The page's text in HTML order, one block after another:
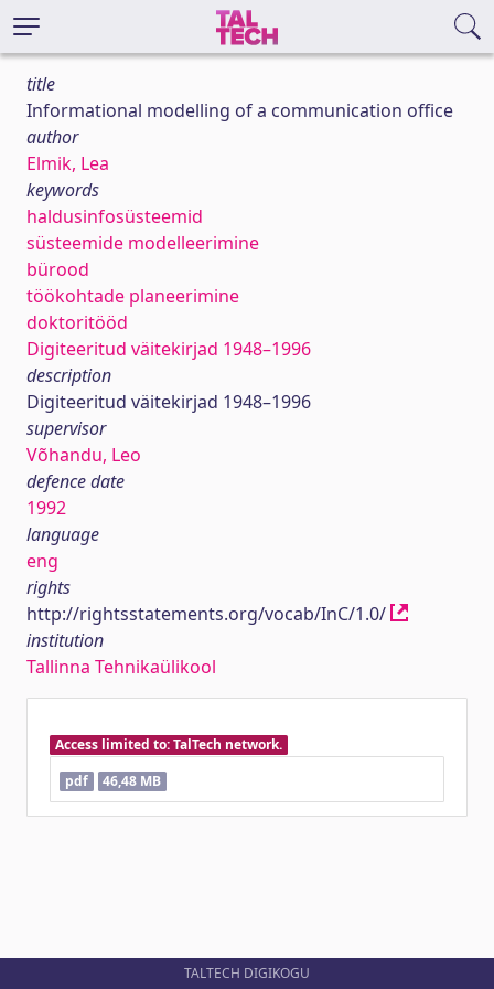
title
Informational modelling of a communication office
author
Elmik, Lea
keywords
haldusinfosüsteemid
süsteemide modelleerimine
bürood
töökohtade planeerimine
doktoritööd
Digiteeritud väitekirjad 1948–1996
description
Digiteeritud väitekirjad 1948–1996
supervisor
Võhandu, Leo
defence date
1992
language
eng
rights
http://rightsstatements.org/vocab/InC/1.0/
institution
Tallinna Tehnikaülikool
Access limited to: TalTech network.
pdf
46,48 MB
TALTECH DIGIKOGU